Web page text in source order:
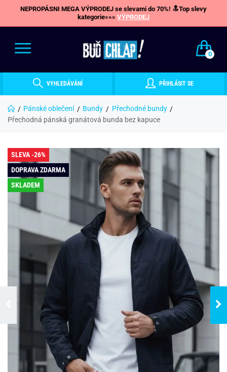
NEPROPÁSNI MEGA VÝPRODEJ se slevami do 70%! 🔝Top slevy
kategorie»»» VÝPRODEJ
0
VYHLEDÁVÁNÍ PŘIHLÁSIT SE
Pánské oblečení Bundy
Přechodné bundy
Přechodná pánská granátová bunda bez kapuce
SLEVA -26%
DOPRAVA ZDARMA
SKLADEM